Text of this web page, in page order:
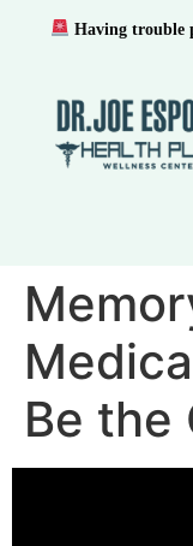
Be the
Having trouble